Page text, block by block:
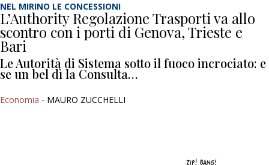
NEL MIRINO LE CONCESSIONI
L’Authority Regolazione Trasporti va allo
scontro con i porti di Genova, Trieste e
Bari
Le Autorità di Sistema sotto il fuoco incrociato: e
se un bel dì la Consulta…
Economia - MAURO ZUCCHELLI